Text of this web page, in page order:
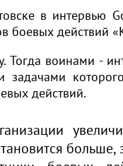
в интервью
боевых действий
Тогда воинами -
действий.
больше,